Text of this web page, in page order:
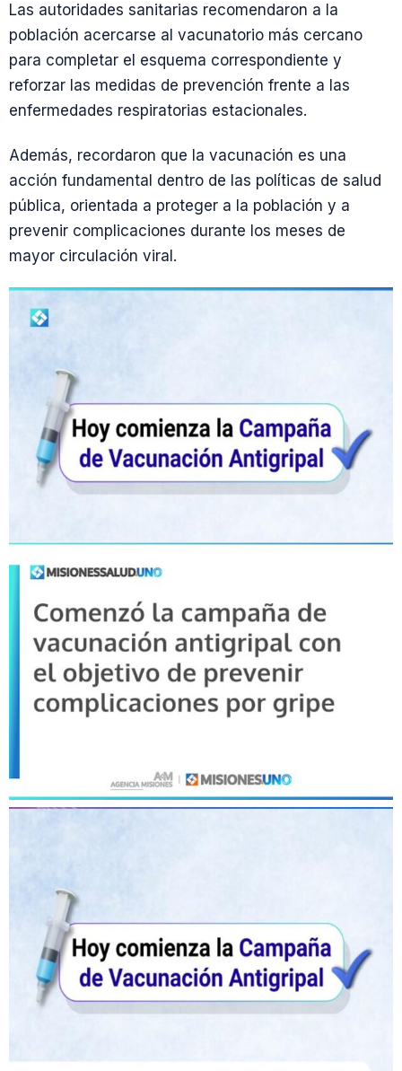
Las autoridades sanitarias recomendaron a la
población acercarse al vacunatorio más cercano
para completar el esquema correspondiente y
reforzar las medidas de prevención frente a las
enfermedades respiratorias estacionales.
Además, recordaron que la vacunación es una
acción fundamental dentro de las políticas de salud
pública, orientada a proteger a la población y a
prevenir complicaciones durante los meses de
mayor circulación viral.